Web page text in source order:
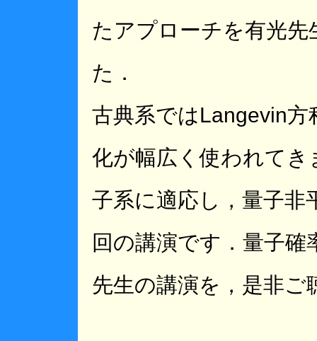
たアプローチを有光
た．
古典系ではLangevin
化が幅広く使われて
子系に適応し，量子非
回の講演です．量子
先生の講演を，是非ご